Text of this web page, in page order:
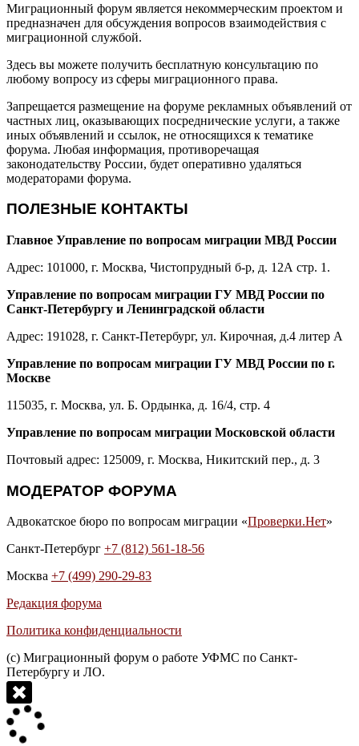
Миграционный форум является некоммерческим проектом и
предназначен для обсуждения вопросов взаимодействия с
миграционной службой.
Здесь вы можете получить бесплатную консультацию по
любому вопросу из сферы миграционного права.
Запрещается размещение на форуме рекламных объявлений от
частных лиц, оказывающих посреднические услуги, а также
иных объявлений и ссылок, не относящихся к тематике
форума. Любая информация, противоречащая
законодательству России, будет оперативно удаляться
модераторами форума.
ПОЛЕЗНЫЕ КОНТАКТЫ
Главное Управление по вопросам миграции МВД России
Адрес: 101000, г. Москва, Чистопрудный б-р, д. 12А стр. 1.
Управление по вопросам миграции ГУ МВД России по
Санкт-Петербургу и Ленинградской области
Адрес: 191028, г. Санкт-Петербург, ул. Кирочная, д.4 литер А
Управление по вопросам миграции ГУ МВД России по г.
Москве
115035, г. Москва, ул. Б. Ордынка, д. 16/4, стр. 4
Управление по вопросам миграции Московской области
Почтовый адрес: 125009, г. Москва, Никитский пер., д. 3
МОДЕРАТОР ФОРУМА
Адвокатское бюро по вопросам миграции «Проверки.Нет»
Санкт-Петербург +7 (812) 561-18-56
Москва +7 (499) 290-29-83
Редакция форума
Политика конфиденциальности
(с) Миграционный форум о работе УФМС по Санкт-
Петербургу и ЛО.